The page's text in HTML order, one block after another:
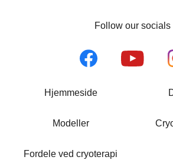
Follow our socials
Hjemmeside
Modeller
Fordele ved cryoterapi